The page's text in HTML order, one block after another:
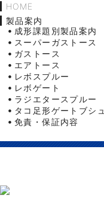
HOME
製品案内
成形課題別製品案内
スーパーガストース
ガストース
エアトース
レボスプルー
レボゲート
ラジエタースプルー
タコ足形ゲートブシュ
免責・保証内容